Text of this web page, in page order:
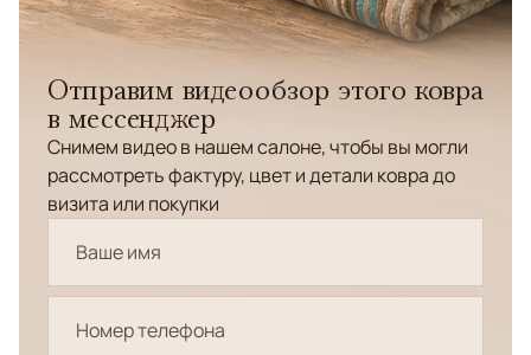
Отправим видеообзор этого ковра
в мессенджер
Снимем видео в нашем салоне, чтобы вы могли
рассмотреть фактуру, цвет и детали ковра до
визита или покупки